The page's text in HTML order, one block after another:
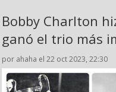
Bobby Charlton
ganó el trio más
por ahaha el 22 oct 2023, 22:30